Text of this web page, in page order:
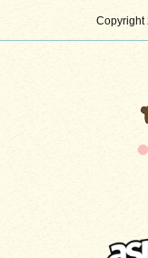
Copyright